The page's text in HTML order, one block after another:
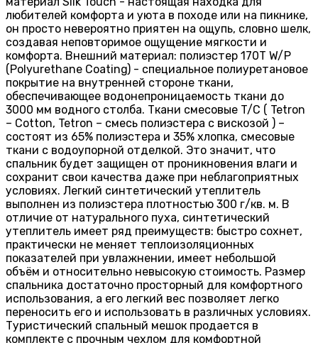
любителей комфорта и уюта в походе или на пикнике,
он просто невероятно приятен на ощупь, словно шелк,
создавая неповторимое ощущение мягкости и
комфорта. Внешний материал: полиэстер 170T W/P
(Polyurethane Coating) - специальное полиуретановое
покрытие на внутренней стороне ткани,
обеспечивающее водонепроницаемость ткани до
3000 мм водного столба. Ткани смесовые T/C ( Tetron
– Cotton, Tetron – смесь полиэстера с вискозой ) –
состоят из 65% полиэстера и 35% хлопка, смесовые
ткани с водоупорной отделкой. Это значит, что
спальник будет защищен от проникновения влаги и
сохранит свои качества даже при неблагоприятных
условиях. Легкий синтетический утеплитель
выполнен из полиэстера плотностью 300 г/кв. м. В
отличие от натурального пуха, синтетический
утеплитель имеет ряд преимуществ: быстро сохнет,
практически не меняет теплоизоляционных
показателей при увлажнении, имеет небольшой
объём и относительно невысокую стоимость. Размер
спальника достаточно просторный для комфортного
использования, а его легкий вес позволяет легко
переносить его и использовать в различных условиях.
Туристический спальный мешок продается в
комплекте с прочным чехлом для комфортной